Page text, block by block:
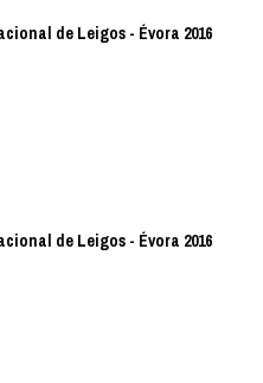
de Leigos - Évora 2016
de Leigos - Évora 2016